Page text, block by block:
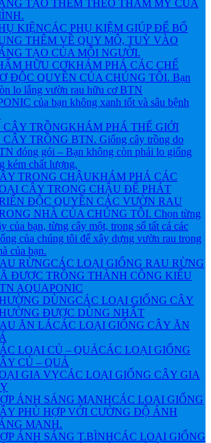
TẠO THÊM THEO THẪM MỸ CỦA
KIỆNCÁC PHỤ KIỆM GIÚP ĐỂ BỔ
THÊM VỀ QUY MÔ, TUỲ VÀO
TẠO CỦA MỖI NGƯỜI.
HỮU CƠKHÁM PHÁ CÁC CHẾ
ĐỘC QUYỀN CỦA CHÚNG TÔI. Bạn
lo lắng vườn rau hữu cơ BTN
của bạn không xanh tốt và sâu bệnh
CÂY TRỒNGKHÁM PHÁ THẾ GIỚI
TRỒNG BTN. Giống cây trồng do
đóng gói – Bạn không còn phải lo giống
kém chất lượng.
TRONG CHẬUKHÁM PHÁ CÁC
CÂY TRONG CHẬU ĐỂ PHÁT
ĐỘC QUYỀN CÁC VƯỜN RAU
NHÀ CỦA CHÚNG TÔI. Chọn từng
của bạn, từng cây một, trong số tất cả các
của chúng tôi để xây dựng vườn rau trong
của bạn.
RỪNGCÁC LOẠI GIỐNG RAU RỪNG
ĐƯỢC TRỒNG THÀNH CÔNG KIỂU
AQUAPONIC
DÙNGCÁC LOẠI GIỐNG CÂY
ĐƯỢC DÙNG NHẤT
ĂN LÁCÁC LOẠI GIỐNG CÂY ĂN
LOẠI CỦ – QUẢCÁC LOẠI GIỐNG
CỦ – QUẢ
GIA VỴCÁC LOẠI GIỐNG CÂY GIA
ÁNH SÁNG MẠNHCÁC LOẠI GIỐNG
PHÙ HỢP VỚI CƯỜNG ĐỘ ÁNH
MẠNH.
ÁNH SÁNG T.BÌNHCÁC LOẠI GIỐNG